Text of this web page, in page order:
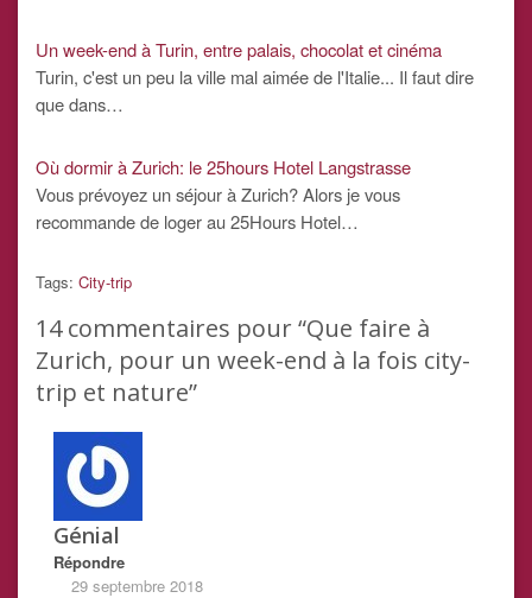
Un week-end à Turin, entre palais, chocolat et cinéma
Turin, c'est un peu la ville mal aimée de l'Italie... Il faut dire
que dans…
Où dormir à Zurich: le 25hours Hotel Langstrasse
Vous prévoyez un séjour à Zurich? Alors je vous
recommande de loger au 25Hours Hotel…
Tags: City-trip
14commentaires pour “Que faire à
Zurich, pour un week-end à la fois city-
trip et nature”
Génial
Répondre
29 septembre 2018